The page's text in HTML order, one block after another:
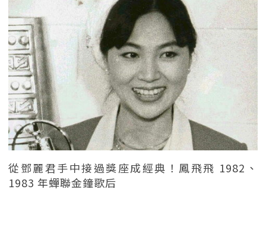
從鄧麗君手中接過獎座成經典！鳳飛飛 1982、
1983 年蟬聯金鐘歌后